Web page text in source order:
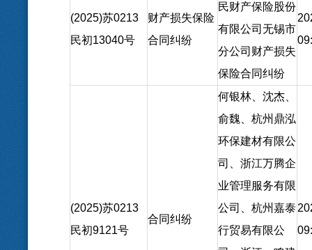
(2025)苏0213
民初13040号
财产损失保险
合同纠纷
民财产保险股份
有限公司无锡市
分公司财产损失
保险合同纠纷
(2025)苏0213
民初9121号
合同纠纷
何银林、沈杰、
俞魏、杭州鼎泓
环保建材有限公
司、浙江万腾企
业管理服务有限
公司、杭州嘉泰
行贸易有限公